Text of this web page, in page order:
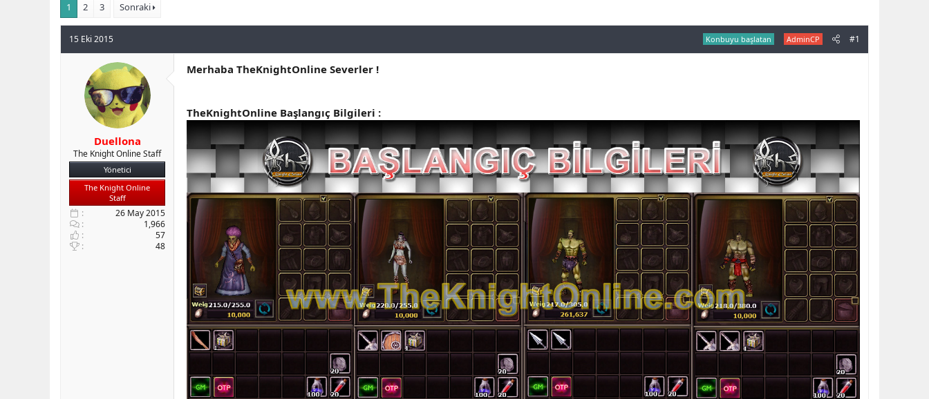
u
y
u
b
a
ş
l
a
t
a
n
a
g
1 2 3 Sonraki
15 Eki 2015 Konbuyu başlatan AdminCP #1
Duellona
The Knight Online Staff
Yönetici
The Knight Online
Staff
26 May 2015
1,966
57
48
Merhaba TheKnightOnline Severler !
TheKnightOnline Başlangıç Bilgileri :